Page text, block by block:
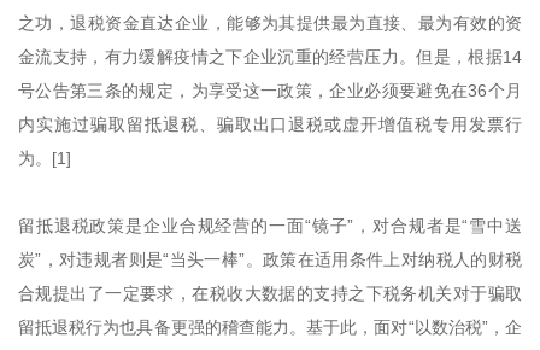
之功，退税资金直达企业，能够为其提供最为直接、最为有效的资
金流支持，有力缓解疫情之下企业沉重的经营压力。但是，根据14
号公告第三条的规定，为享受这一政策，企业必须要避免在36个月
内实施过骗取留抵退税、骗取出口退税或虚开增值税专用发票行
为。[1]
留抵退税政策是企业合规经营的一面“镜子”，对合规者是“雪中送
炭”，对违规者则是“当头一棒”。政策在适用条件上对纳税人的财税
合规提出了一定要求，在税收大数据的支持之下税务机关对于骗取
留抵退税行为也具备更强的稽查能力。基于此，面对“以数治税”，企